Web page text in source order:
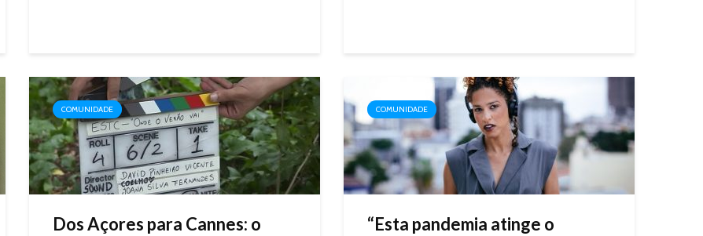
COMUNIDADE
Dos Açores para Cannes: o
COMUNIDADE
“Esta pandemia atinge o